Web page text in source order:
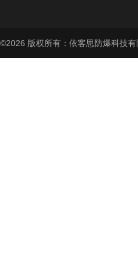
©2026 版权所有：依客思防爆科技